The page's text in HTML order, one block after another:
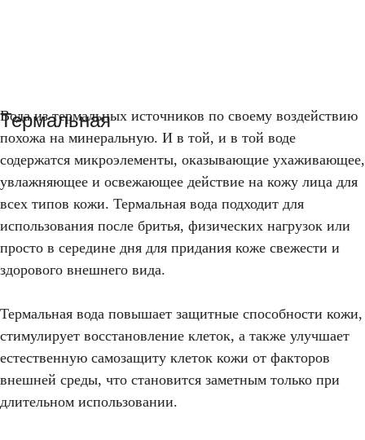
Термальная
Вода из термальных источников по своему воздействию
похожа на минеральную. И в той, и в той воде
содержатся микроэлементы, оказывающие ухаживающее,
увлажняющее и освежающее действие на кожу лица для
всех типов кожи. Термальная вода подходит для
использования после бритья, физических нагрузок или
просто в середине дня для придания коже свежести и
здорового внешнего вида.
Термальная вода повышает защитные способности кожи,
стимулирует восстановление клеток, а также улучшает
естественную самозащиту клеток кожи от факторов
внешней среды, что становится заметным только при
длительном использовании.